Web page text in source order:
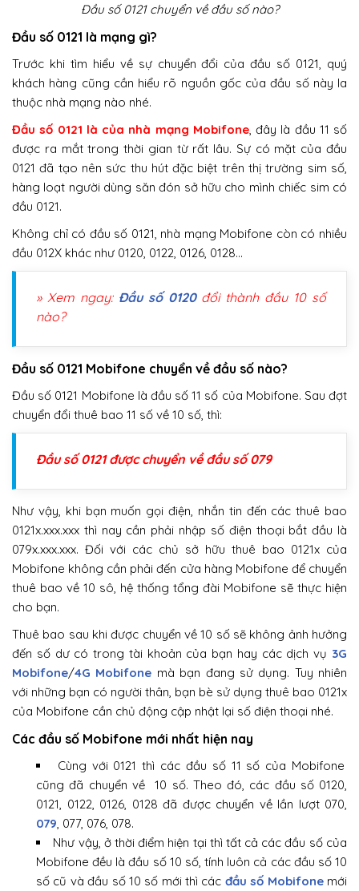
Đầu số 0121 chuyển về đầu số nào?
Đầu số 0121 là mạng gì?
Trước khi tìm hiểu về sự chuyển đổi của đầu số 0121, quý
khách hàng cũng cần hiểu rõ nguồn gốc của đầu số này la
thuộc nhà mạng nào nhé.
Đầu số 0121 là của nhà mạng Mobifone, đây là đầu 11 số
được ra mắt trong thời gian từ rất lâu. Sự có mặt của đầu
0121 đã tạo nên sức thu hút đặc biệt trên thị trường sim số,
hàng loạt người dùng săn đón sở hữu cho mình chiếc sim có
đầu 0121.
Không chỉ có đầu số 0121, nhà mạng Mobifone còn có nhiều
đầu 012X khác như 0120, 0122, 0126, 0128…
» Xem ngay: Đầu số 0120đổi thành đầu 10 số
nào?
Đầu số 0121 Mobifone chuyển về đầu số nào?
Đầu số 0121 Mobifone là đầu số 11 số của Mobifone. Sau đợt
chuyển đổi thuê bao 11 số về 10 số, thì:
Đầu số 0121 được chuyển về đầu số 079
Như vậy, khi bạn muốn gọi điện, nhắn tin đến các thuê bao
0121x.xxx.xxx thì nay cần phải nhập số điện thoại bắt đầu là
079x.xxx.xxx. Đối với các chủ sở hữu thuê bao 0121x của
Mobifone không cần phải đến cửa hàng Mobifone để chuyển
thuê bao về 10 sô, hệ thống tổng đài Mobifone sẽ thực hiện
cho bạn.
Thuê bao sau khi được chuyển về 10 số sẽ không ảnh hưởng
đến số dư có trong tài khoản của bạn hay các dịch vụ 3G
Mobifone/4G Mobifone mà bạn đang sử dụng. Tuy nhiên
với những bạn có người thân, bạn bè sử dụng thuê bao 0121x
của Mobifone cần chủ động cập nhật lại số điện thoại nhé.
Các đầu số Mobifone mới nhất hiện nay
Cùng với 0121 thì các đầu số 11 số của Mobifone
cũng đã chuyển về 10 số. Theo đó, các đầu số 0120,
0121, 0122, 0126, 0128 đã được chuyển về lần lượt 070,
079 , 077, 076, 078.
Như vậy, ở thời điểm hiện tại thì tất cả các đầu số của
Mobifone đều là đầu số 10 số, tính luôn cả các đầu số 10
số cũ và đầu số 10 số mới thì các đầu số Mobifonemới